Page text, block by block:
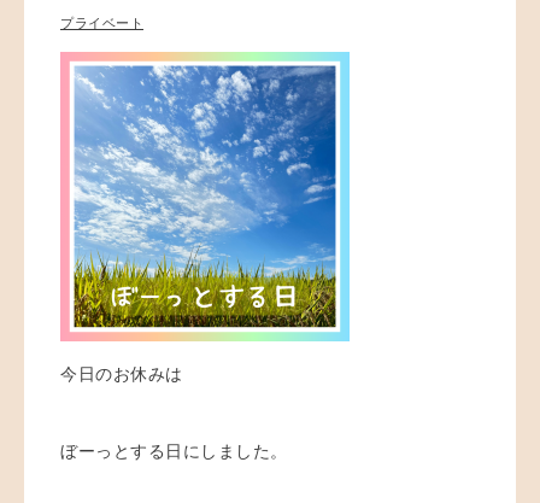
プライベート
今日のお休みは
ぼーっとする日にしました。